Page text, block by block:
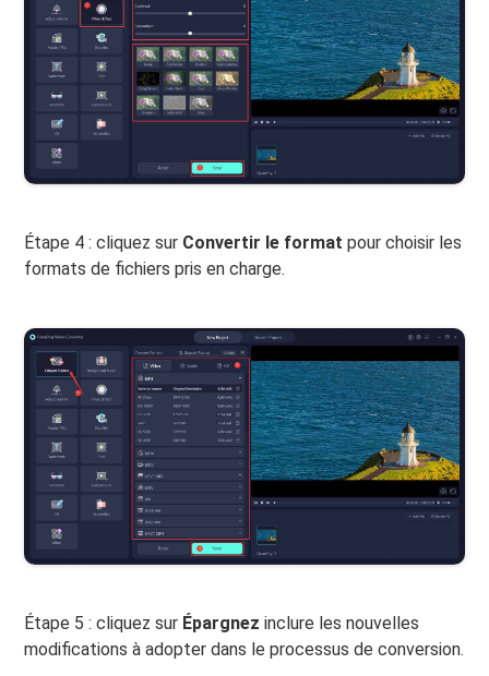
Étape 4 : cliquez sur Convertir le format pour choisir les
formats de fichiers pris en charge.
Étape 5 : cliquez sur Épargnez inclure les nouvelles
modifications à adopter dans le processus de conversion.